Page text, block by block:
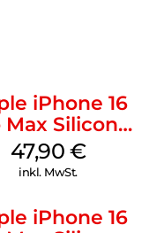
iPhone 16
Max Silicone
MagSafe
Black
47,90 €
inkl. MwSt.
iPhone 16